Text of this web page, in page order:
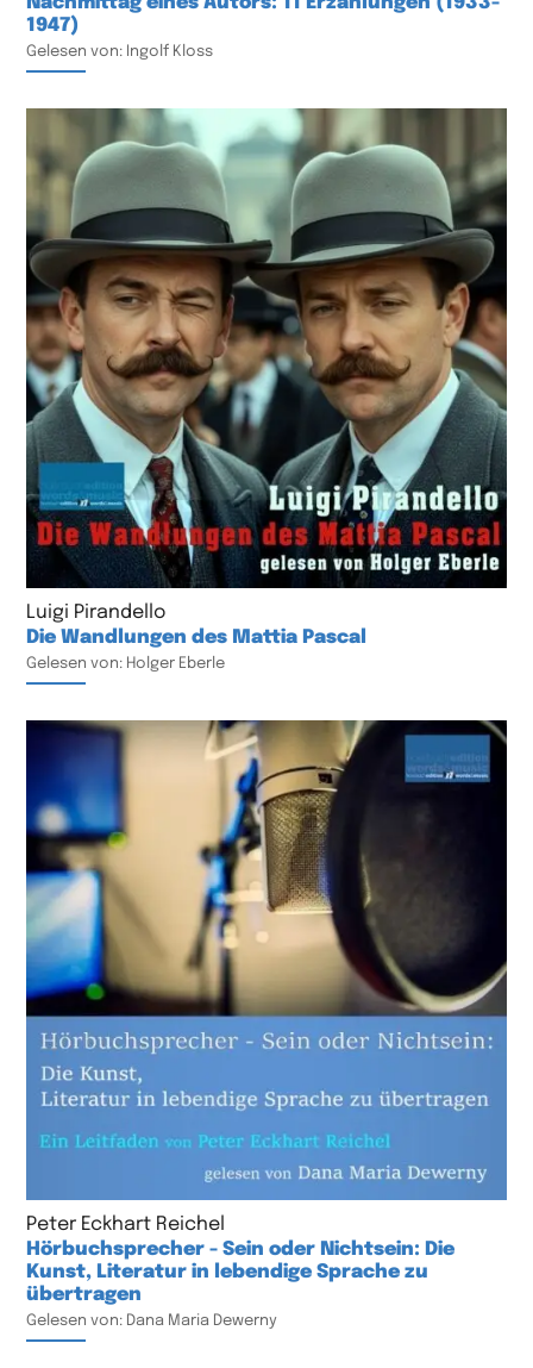
1947)
Gelesen von: Ingolf Kloss
Luigi Pirandello
Die Wandlungen des Mattia Pascal
Gelesen von: Holger Eberle
Peter Eckhart Reichel
Hörbuchsprecher - Sein oder Nichtsein: Die
Kunst, Literatur in lebendige Sprache zu
übertragen
Gelesen von: Dana Maria Dewerny